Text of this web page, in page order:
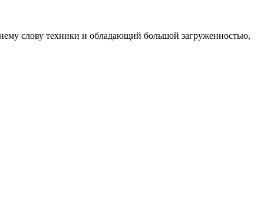
слову техники и обладающий большой загруженностью,